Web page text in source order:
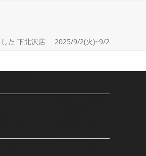
した 下北沢店 2025/9/2(火)~9/2